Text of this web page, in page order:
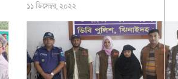
১১ ডিসেম্বর, ২০২২